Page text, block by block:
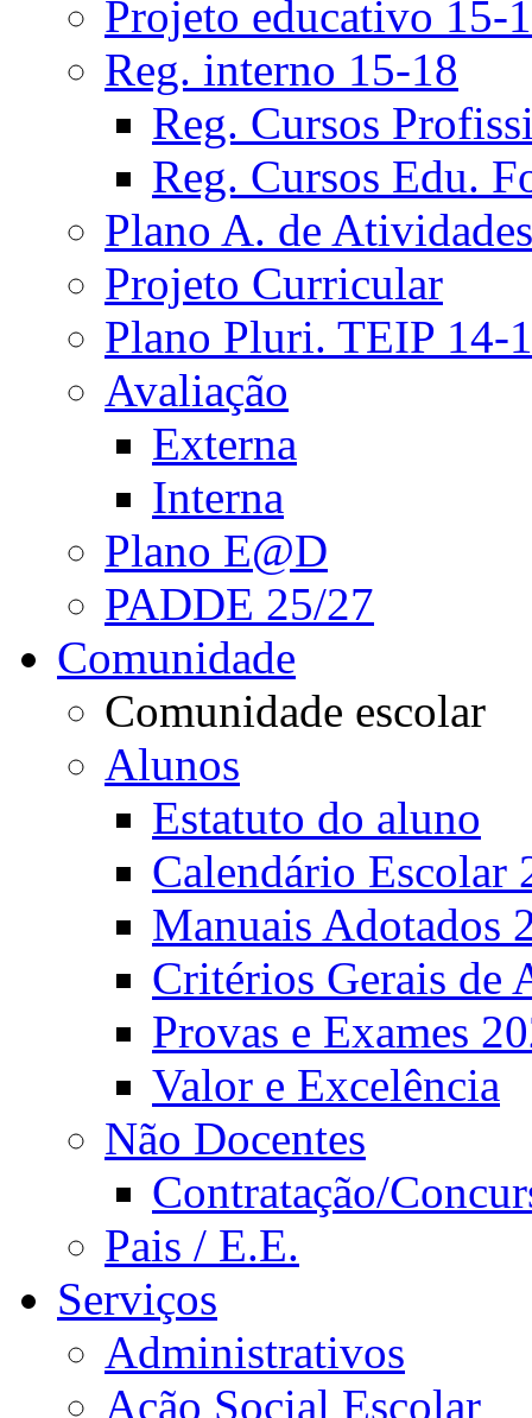
Projeto educativo 15-
Reg. interno 15-18
Reg. Cursos
Reg. Cursos Edu.
Plano A. de Atividades
Projeto Curricular
Plano Pluri. TEIP 14-
Avaliação
Externa
Interna
Plano E@D
PADDE 25/27
Comunidade
Comunidade escolar
Alunos
Estatuto do aluno
Calendário Escolar
Manuais Adotados
Critérios Gerais de
Provas e Exames
Valor e Excelência
Não Docentes
Contratação/
Pais / E.E.
Serviços
Administrativos
Ação Social Escolar